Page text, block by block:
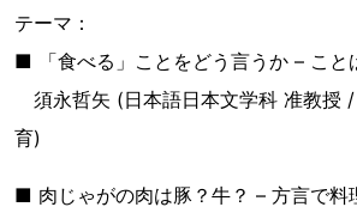
テーマ：
■ 「食べる」ことをどう言うか – こと
須永哲矢 (日本語日本文学科 准教授
育)
■ 肉じゃがの肉は豚？牛？ – 方言で料